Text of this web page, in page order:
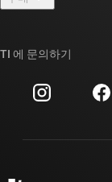
이벤트
투자 관계
TI E2E™ 설계 지
대체품 검색
고객 지원 센터
주문 FAQ
TI 에 문의하기